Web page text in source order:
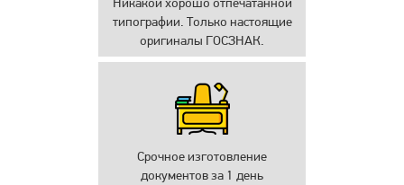
типографии. Только настоящие
оригиналы ГОСЗНАК.
Срочное изготовление
документов за 1 день